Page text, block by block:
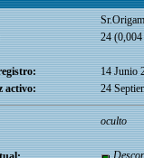
24
14 Junio
activo:
24
oculto